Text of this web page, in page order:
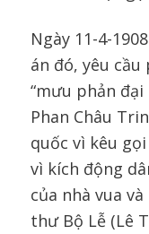
Ngày 11-4-
án đó, yêu cầu
“mưu phản
Phan Châu
quốc vì kêu
vì kích động
của nhà vua
thư Bộ Lễ (Lê